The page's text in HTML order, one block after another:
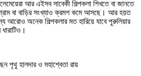
আর এইসব সাবেকী শিল্পকলা শিখতে বা জানতে
বা বাড়ির সংখ্যাও ক্রমশ কমে আসছে। আর হয়ত
অনেক শিল্পকলার মত হারিয়ে যাবে পুরুলিয়ার
পৃথু হালদার ও মহাশ্বেতা রায়